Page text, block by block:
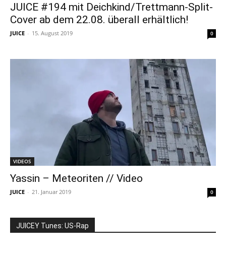
JUICE #194 mit Deichkind/Trettmann-Split-
Cover ab dem 22.08. überall erhältlich!
JUICE - 15. August 2019 0
VIDEOS
Yassin – Meteoriten // Video
JUICE - 21. Januar 2019 0
JUICEY Tunes: US-Rap